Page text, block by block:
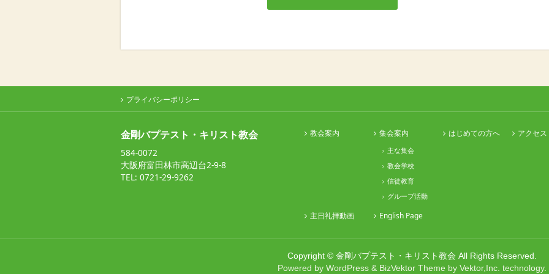
プライバシーポリシー
金剛バプテスト・キリスト教会
584-0072
大阪府富田林市高辺台2-9-8
TEL: 0721-29-9262
教会案内 集会案内
主な集会
教会学校
信徒教育
グループ活動
はじめての方へ アクセス
主日礼拝動画 English Page
Copyright © 金剛バプテスト・キリスト教会 All Rights Reserved.
Powered by WordPress& BizVektor Theme by Vektor,Inc. technology.